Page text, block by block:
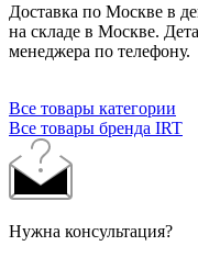
Доставка по Москве в
на складе в Москве.
менеджера по телефону.
Все товары категории
Все товары бренда IRT
Нужна консультация?